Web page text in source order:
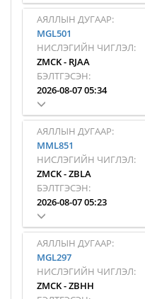
АЯЛЛЫН ДУГААР:
MGL501
НИСЛЭГИЙН ЧИГЛЭЛ:
ZMCK- RJAA
БЭЛТГЭСЭН:
2026-08-07 05:34
АЯЛЛЫН ДУГААР:
MML851
НИСЛЭГИЙН ЧИГЛЭЛ:
ZMCK-ZBLA
БЭЛТГЭСЭН:
2026-08-07 05:23
АЯЛЛЫН ДУГААР:
MGL297
НИСЛЭГИЙН ЧИГЛЭЛ:
ZMCK-ZBHH